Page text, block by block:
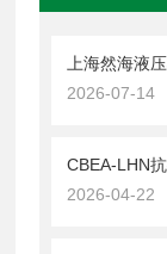
2026-07-14
CBEA-LHN
2026-04-22